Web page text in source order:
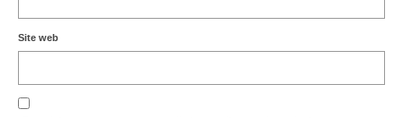
Site web